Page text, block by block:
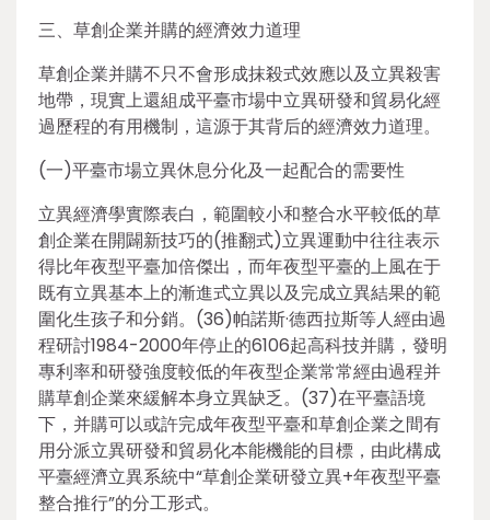
三、草創企業并購的經濟效力道理
草創企業并購不只不會形成抹殺式效應以及立異殺害
地帶，現實上還組成平臺市場中立異研發和貿易化經
過歷程的有用機制，這源于其背后的經濟效力道理。
(一)平臺市場立異休息分化及一起配合的需要性
立異經濟學實際表白，範圍較小和整合水平較低的草
創企業在開闢新技巧的(推翻式)立異運動中往往表示
得比年夜型平臺加倍傑出，而年夜型平臺的上風在于
既有立異基本上的漸進式立異以及完成立異結果的範
圍化生孩子和分銷。(36)帕諾斯·德西拉斯等人經由過
程研討1984-2000年停止的6106起高科技并購，發明
專利率和研發強度較低的年夜型企業常常經由過程并
購草創企業來緩解本身立異缺乏。(37)在平臺語境
下，并購可以或許完成年夜型平臺和草創企業之間有
用分派立異研發和貿易化本能機能的目標，由此構成
平臺經濟立異系統中“草創企業研發立異+年夜型平臺
整合推行”的分工形式。